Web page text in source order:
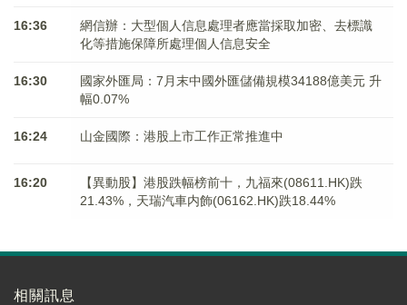
16:36
網信辦：大型個人信息處理者應當採取加密、去標識
化等措施保障所處理個人信息安全
16:30
國家外匯局：7月末中國外匯儲備規模34188億美元 升
幅0.07%
16:24 山金國際：港股上市工作正常推進中
16:20
【異動股】港股跌幅榜前十，九福來(08611.HK)跌
21.43%，天瑞汽車内飾(06162.HK)跌18.44%
相關訊息